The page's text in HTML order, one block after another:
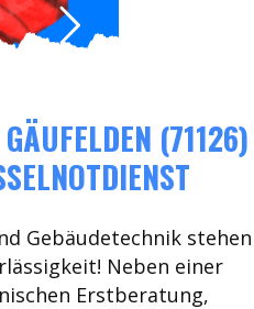
(71126)
Gebäudetechnik stehen
Neben einer
Erstberatung,